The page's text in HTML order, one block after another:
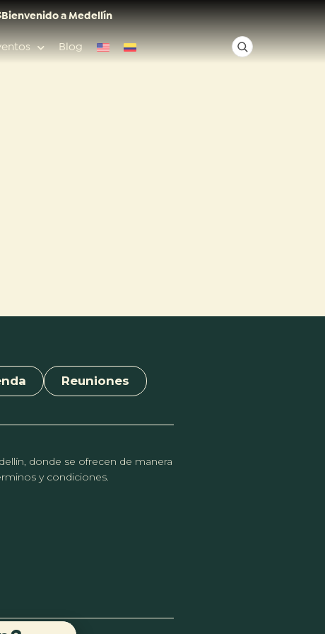
Bienvenido a Medellín
Blog
Reuniones
donde se ofrecen de manera
y condiciones.